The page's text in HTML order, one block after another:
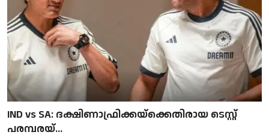
IND vs SA: ദക്ഷിണാഫ്രിക്കയ്‌ക്കെതിരായ ടെസ്റ്റ്
പരമ്പരയ്...